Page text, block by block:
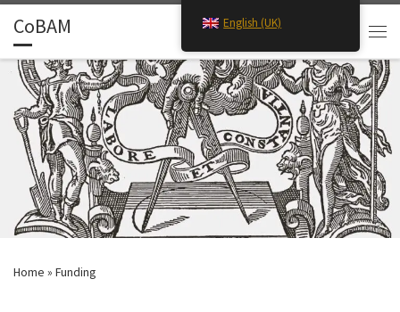
Skip to content
CoBAM
Search
Home » Funding
English (UK)